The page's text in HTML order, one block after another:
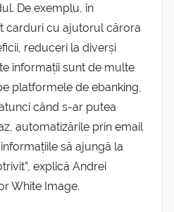
De exemplu, în
carduri cu ajutorul cărora
reduceri la diverși
informații sunt de multe
platformele de ebanking,
când s-ar putea
automatizările prin email
să ajungă la
explică Andrei
White Image.